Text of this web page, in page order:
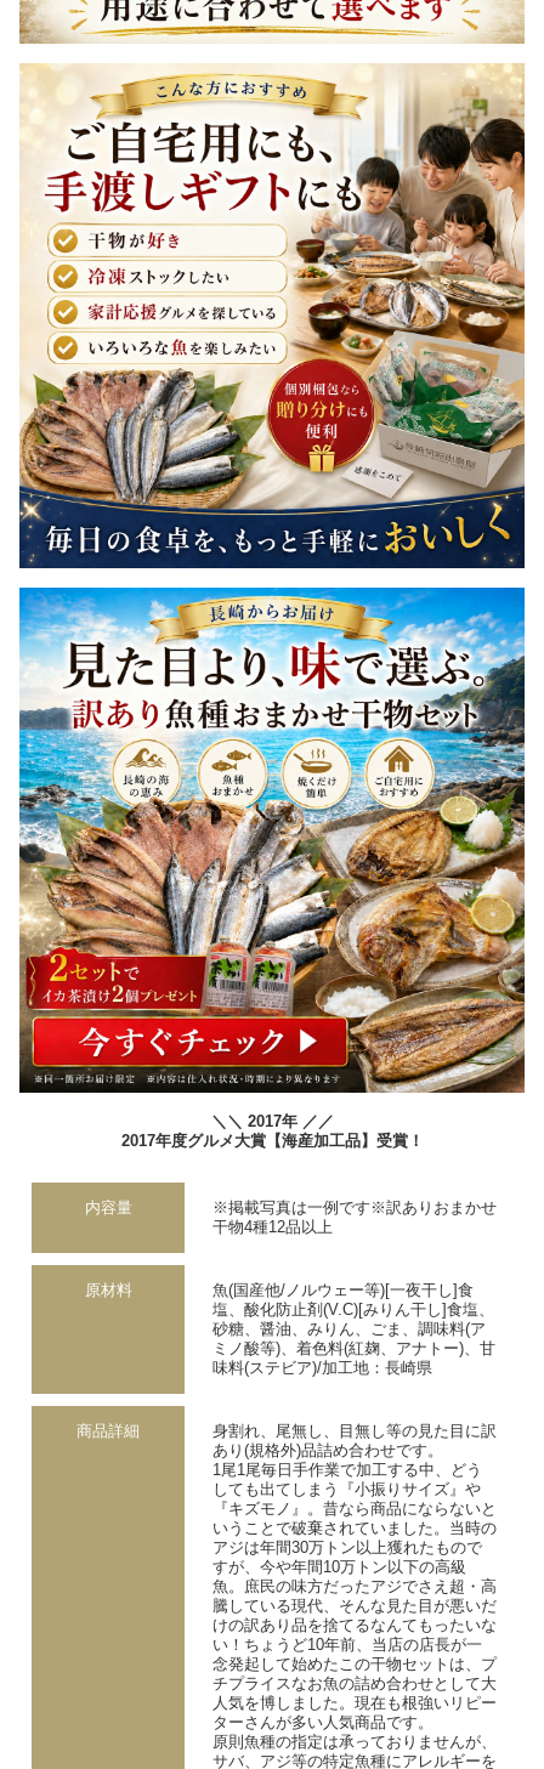
＼＼ 2017年 ／／
2017年度グルメ大賞【海産加工品】受賞！
内容量
※掲載写真は一例です※訳ありおまかせ
干物4種12品以上
原材料
魚(国産他/ノルウェー等)[一夜干し]食
塩、酸化防止剤(V.C)[みりん干し]食塩、
砂糖、醤油、みりん、ごま、調味料(ア
ミノ酸等)、着色料(紅麹、アナトー)、甘
味料(ステビア)/加工地：長崎県
商品詳細
身割れ、尾無し、目無し等の見た目に訳
あり(規格外)品詰め合わせです。
1尾1尾毎日手作業で加工する中、どう
しても出てしまう『小振りサイズ』や
『キズモノ』。昔なら商品にならないと
いうことで破棄されていました。当時の
アジは年間30万トン以上獲れたもので
すが、今や年間10万トン以下の高級
魚。庶民の味方だったアジでさえ超・高
騰している現代、そんな見た目が悪いだ
けの訳あり品を捨てるなんてもったいな
い！ちょうど10年前、当店の店長が一
念発起して始めたこの干物セットは、プ
チプライスなお魚の詰め合わせとして大
人気を博しました。現在も根強いリピー
ターさんが多い人気商品です。
原則魚種の指定は承っておりませんが、
サバ、アジ等の特定魚種にアレルギーを